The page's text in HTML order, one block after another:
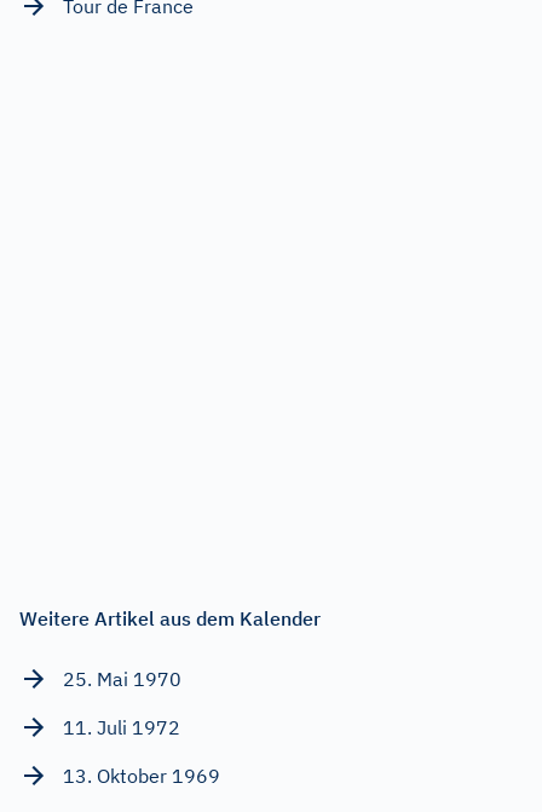
Tour de France
Weitere Artikel aus dem Kalender
25. Mai 1970
11. Juli 1972
13. Oktober 1969